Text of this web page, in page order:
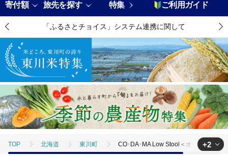
寄付額 旅先を探す 特集 ご利用ガイド
「ふるさとチョイス」システム連携に関して
TOP 北海道 東川町 CO･DA･MA Low Stool＜オーク＞（
+2